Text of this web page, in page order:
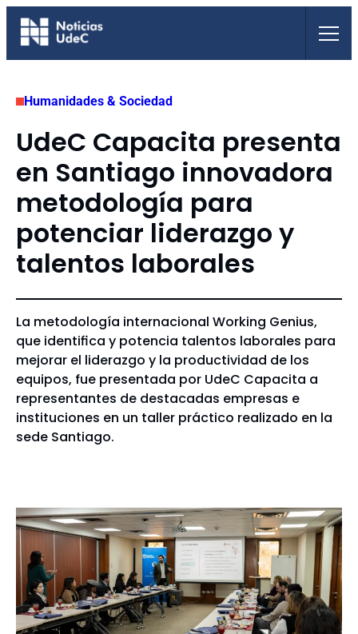
Saltar
Humanidades & Sociedad
UdeC Capacita presenta
en Santiago innovadora
metodología para
potenciar liderazgo y
talentos laborales
La metodología internacional Working Genius,
que identifica y potencia talentos laborales para
mejorar el liderazgo y la productividad de los
equipos, fue presentada por UdeC Capacita a
representantes de destacadas empresas e
instituciones en un taller práctico realizado en la
sede Santiago.